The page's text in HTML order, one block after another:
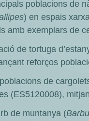
poblacions de
) en espais
amb exemplars de
de tortuga
reforços
de
(ES5120008),
de muntanya (